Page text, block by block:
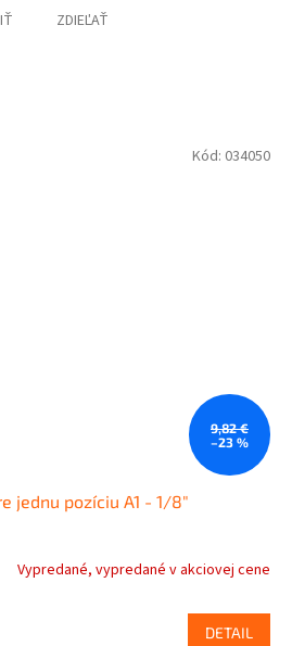
ZDIEĽAŤ
9,82 €
–23 %
jednu pozíciu A1 - 1/8"
Vypredané, vypredané v akciovej cene
DETAIL
Kód: 034050